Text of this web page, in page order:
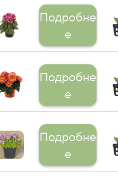
Подробне
е
Подробне
е
Подробне
е